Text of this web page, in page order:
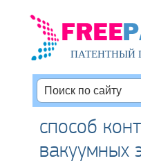
ПАТЕНТНЫЙ
способ
вакуумных